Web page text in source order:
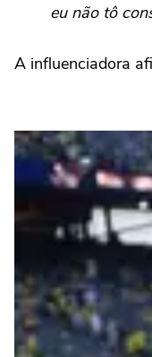
eu não tô
A influenciadora